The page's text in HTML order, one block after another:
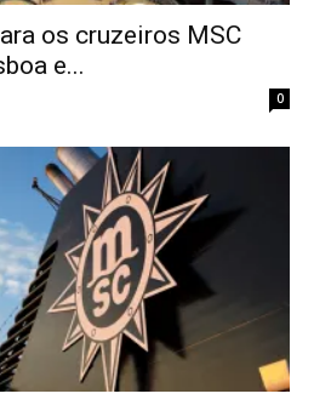
os cruzeiros MSC
e...
0